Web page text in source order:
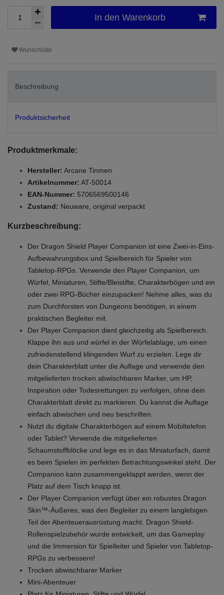
In den Warenkorb
Wunschliste
Beschreibung
Produktsicherheit
Produktmerkmale:
Hersteller: Arcane Tinmen
Artikelnummer: AT-50014
EAN-Nummer: 5706569500146
Zustand: Neuware, original verpackt
Kurzbeschreibung:
Der Dragon Shield Player Companion ist eine Zwei-in-Eins-
Aufbewahrungsbox und Spielbereich für Spieler von
Tabletop-RPGs. Verwende den Player Companion, um
Würfel, Miniaturen, Stifte/Bleistifte, Charakterbögen und ein
oder zwei RPG-Bücher einzupacken! Nehme alles, was du
zum Durchforsten von Dungeons benötigen, in einem
praktischen Begleiter mit.
Der Player Companion dient gleichzeitig als Spielbereich.
Klappe ihn aus und würfel in der Würfelablage, um einen
zufriedenstellend klingenden Wurf zu erzielen. Lege dir
dein Charakterblatt unter die Auflage und verwende den
mitgelieferten trocken abwischbaren Marker, um HP,
Inspiration oder Todesrettungen zu verfolgen, ohne dein
Charakterblatt direkt zu markieren. Du kannst die Auflage
einfach abwischen und neu beschriften.
Nutzt du digitale Charakterbögen auf einem Mobiltelefon
oder Tablet? Verwende die mitgelieferten
Schaumstoffblöcke und lege es in das Miniaturfach, damit
es beim Spielen im perfekten Betrachtungswinkel steht. Der
Companion kann zusammengeklappt werden, wenn der
Platz auf dem Tisch knapp ist.
Der Player Companion verfügt über ein robustes Dragon
Skin™-Äußeres, was den Begleiter zu einem langlebigen
Teil der Abenteuerausrüstung macht. Dragon Shield-
Rollenspielzubehör wurde entwickelt, um das Gameplay
und die Immersion für Spielleiter und Spieler von Tabletop-
RPGs zu verbessern!
Trocken abwischbarer Marker
Mini-Abenteuer